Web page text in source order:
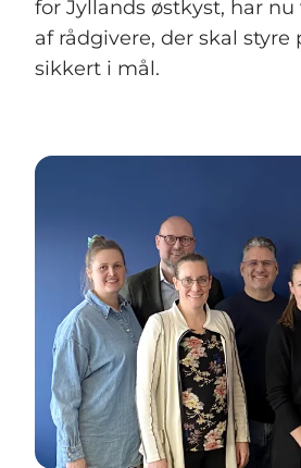
for Jyllands østkyst, har
af rådgivere, der skal styre
sikkert i mål.